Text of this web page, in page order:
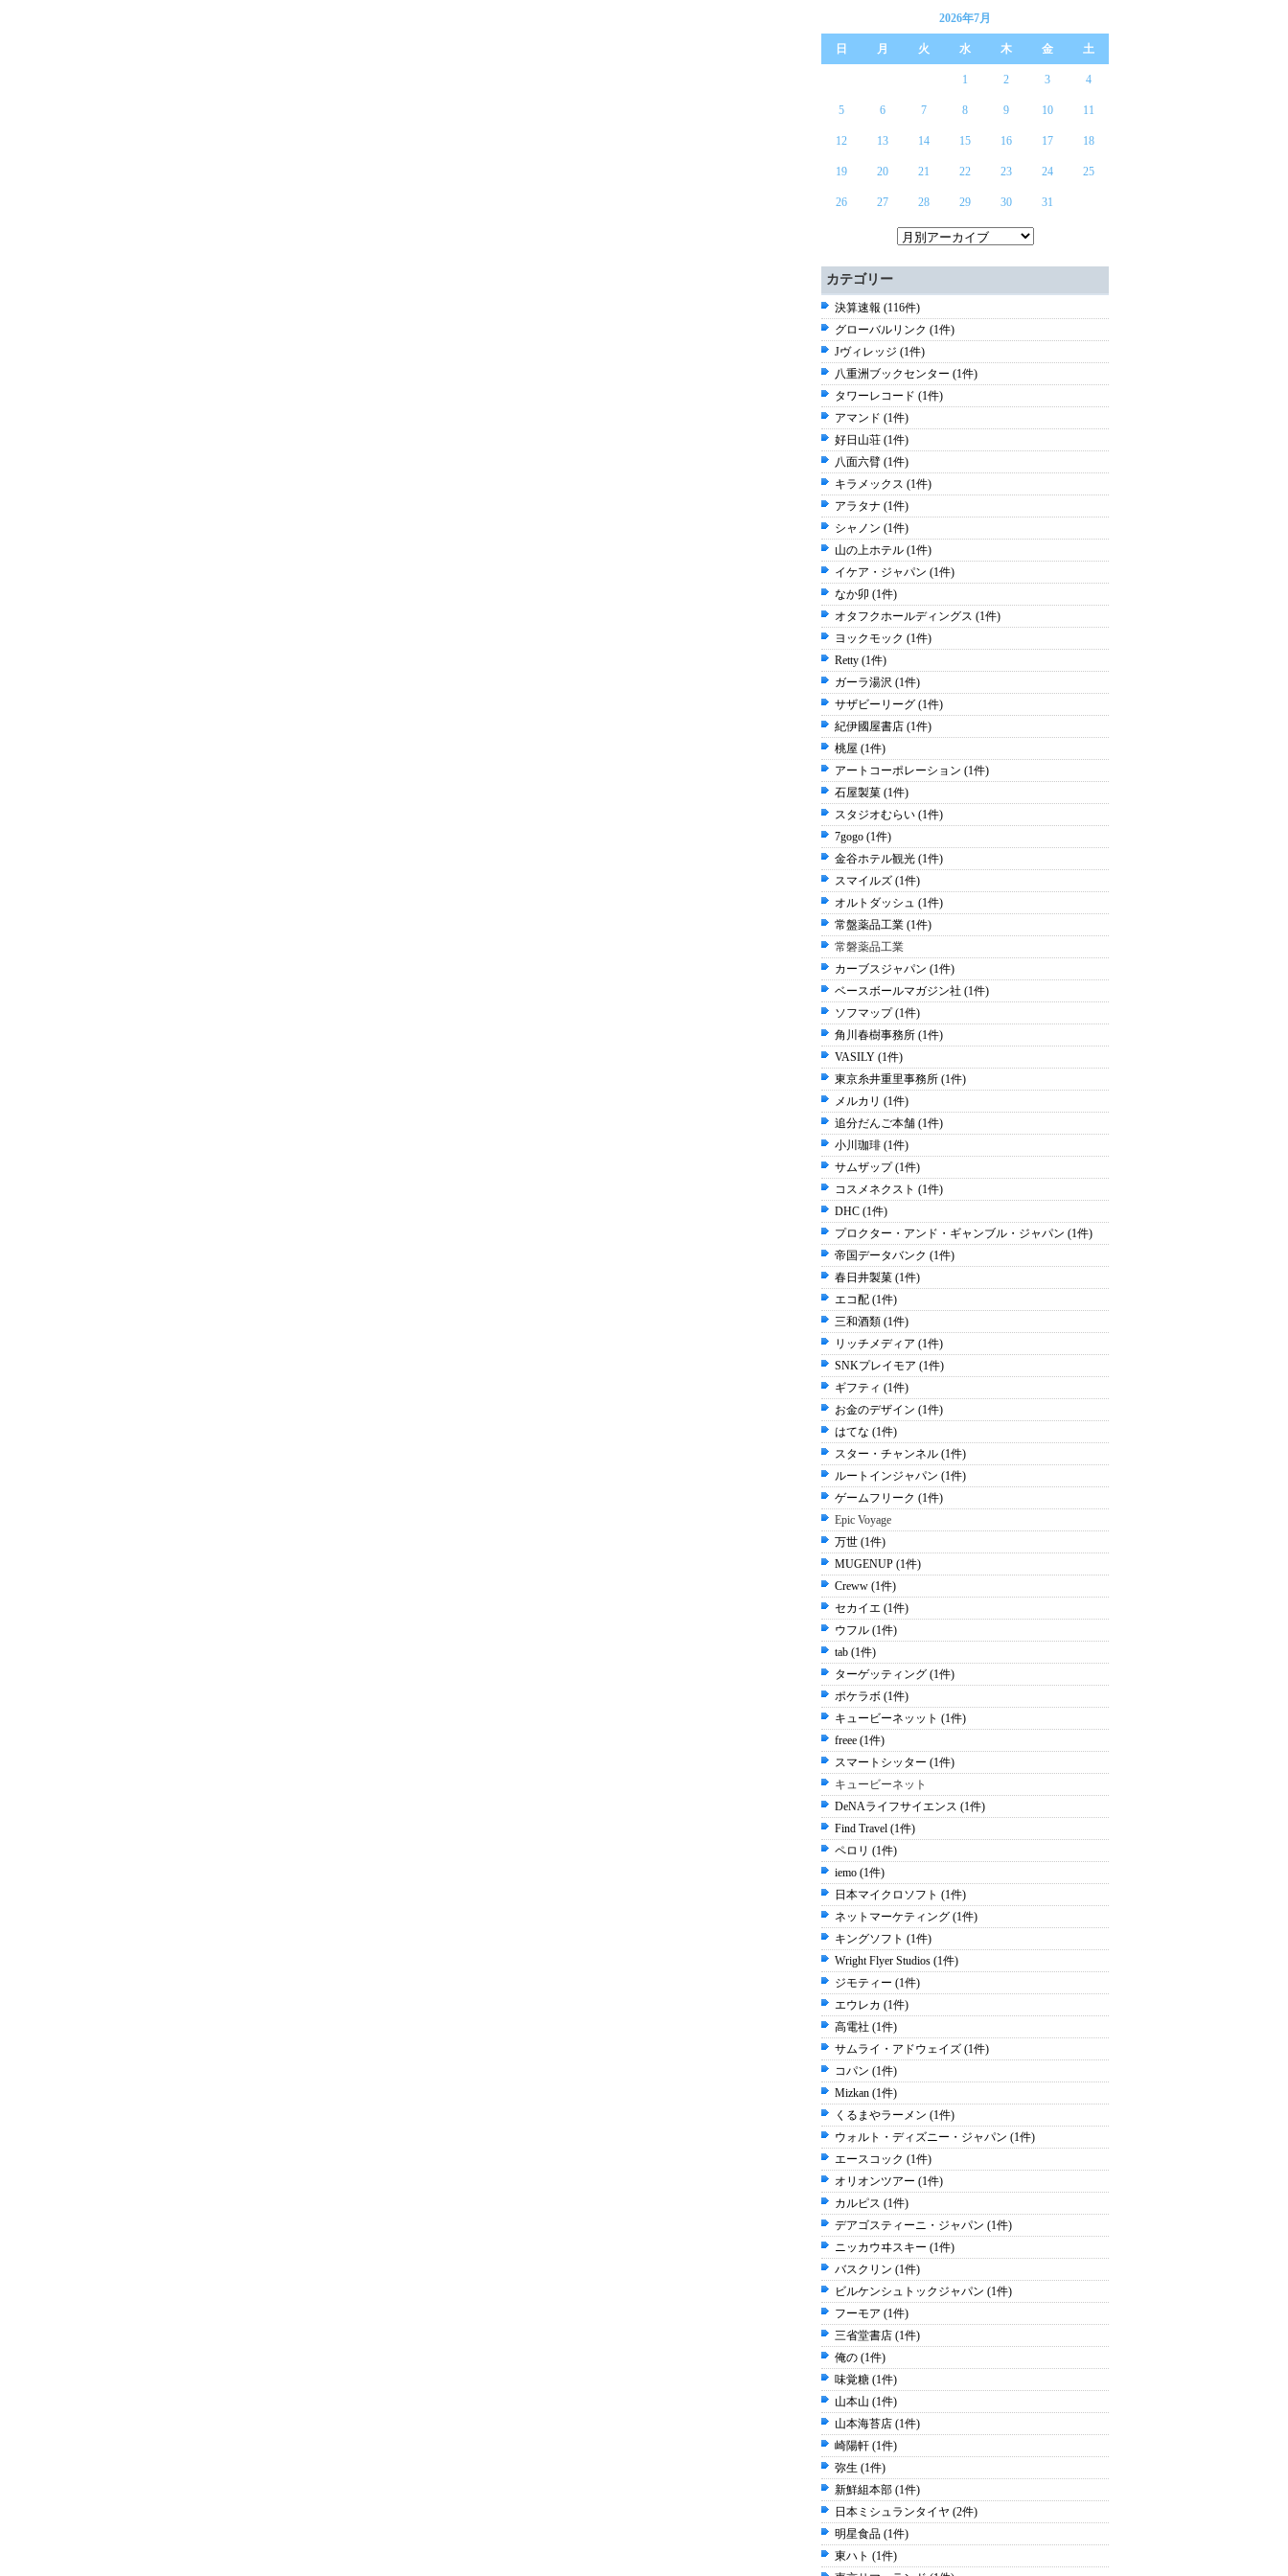
2026年7月
日 月 火 水 木 金 土
1 2 3 4
5 6 7 8 9 10 11
12 13 14 15 16 17 18
19 20 21 22 23 24 25
26 27 28 29 30 31
カテゴリー
決算速報 (116件)
グローバルリンク (1件)
Jヴィレッジ (1件)
八重洲ブックセンター (1件)
タワーレコード (1件)
アマンド (1件)
好日山荘 (1件)
八面六臂 (1件)
キラメックス (1件)
アラタナ (1件)
シャノン (1件)
山の上ホテル (1件)
イケア・ジャパン (1件)
なか卯 (1件)
オタフクホールディングス (1件)
ヨックモック (1件)
Retty (1件)
ガーラ湯沢 (1件)
サザビーリーグ (1件)
紀伊國屋書店 (1件)
桃屋 (1件)
アートコーポレーション (1件)
石屋製菓 (1件)
スタジオむらい (1件)
7gogo (1件)
金谷ホテル観光 (1件)
スマイルズ (1件)
オルトダッシュ (1件)
常盤薬品工業 (1件)
常磐薬品工業
カーブスジャパン (1件)
ベースボールマガジン社 (1件)
ソフマップ (1件)
角川春樹事務所 (1件)
VASILY (1件)
東京糸井重里事務所 (1件)
メルカリ (1件)
追分だんご本舗 (1件)
小川珈琲 (1件)
サムザップ (1件)
コスメネクスト (1件)
DHC (1件)
プロクター・アンド・ギャンブル・ジャパン (1件)
帝国データバンク (1件)
春日井製菓 (1件)
エコ配 (1件)
三和酒類 (1件)
リッチメディア (1件)
SNKプレイモア (1件)
ギフティ (1件)
お金のデザイン (1件)
はてな (1件)
スター・チャンネル (1件)
ルートインジャパン (1件)
ゲームフリーク (1件)
Epic Voyage
万世 (1件)
MUGENUP (1件)
Creww (1件)
セカイエ (1件)
ウフル (1件)
tab (1件)
ターゲッティング (1件)
ポケラボ (1件)
キュービーネッット (1件)
freee (1件)
スマートシッター (1件)
キュービーネット
DeNAライフサイエンス (1件)
Find Travel (1件)
ペロリ (1件)
iemo (1件)
日本マイクロソフト (1件)
ネットマーケティング (1件)
キングソフト (1件)
Wright Flyer Studios (1件)
ジモティー (1件)
エウレカ (1件)
高電社 (1件)
サムライ・アドウェイズ (1件)
コパン (1件)
Mizkan (1件)
くるまやラーメン (1件)
ウォルト・ディズニー・ジャパン (1件)
エースコック (1件)
オリオンツアー (1件)
カルピス (1件)
デアゴスティーニ・ジャパン (1件)
ニッカウヰスキー (1件)
バスクリン (1件)
ビルケンシュトックジャパン (1件)
フーモア (1件)
三省堂書店 (1件)
俺の (1件)
味覚糖 (1件)
山本山 (1件)
山本海苔店 (1件)
崎陽軒 (1件)
弥生 (1件)
新鮮組本部 (1件)
日本ミシュランタイヤ (2件)
明星食品 (1件)
東ハト (1件)